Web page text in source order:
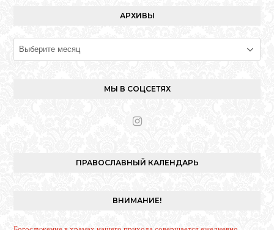
АРХИВЫ
Архивы
МЫ В СОЦСЕТЯХ
I
t
a
ПРАВОСЛАВНЫЙ КАЛЕНДАРЬ
ВНИМАНИЕ!